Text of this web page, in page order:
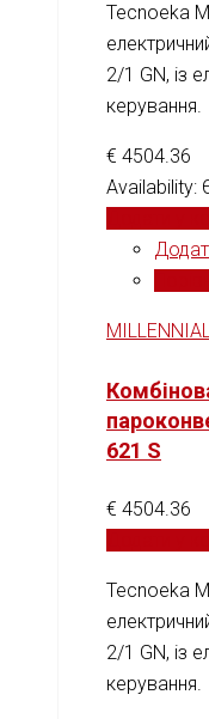
Tecnoeka
2/1 GN, із
керування.
€ 4504.36
Availability:
621 S
€ 4504.36
Tecnoeka
2/1 GN, із
керування.